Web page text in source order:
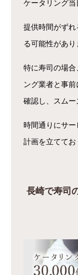
ケータリング当
提供時間がず
る可能性があり
特に寿司の場
ング業者と事
確認し、スムー
時間通りにサ
計画を立ててお
長崎で寿司